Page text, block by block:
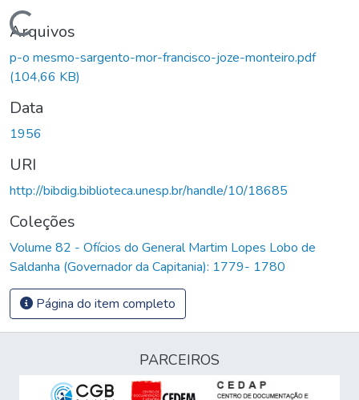
Carregando...
Arquivos
p-o mesmo-sargento-mor-francisco-joze-monteiro.pdf
(104,66 KB)
Data
1956
URI
http://bibdig.biblioteca.unesp.br/handle/10/18685
Coleções
Volume 82 - Ofícios do General Martim Lopes Lobo de
Saldanha (Governador da Capitania): 1779- 1780
Página do item completo
PARCEIROS